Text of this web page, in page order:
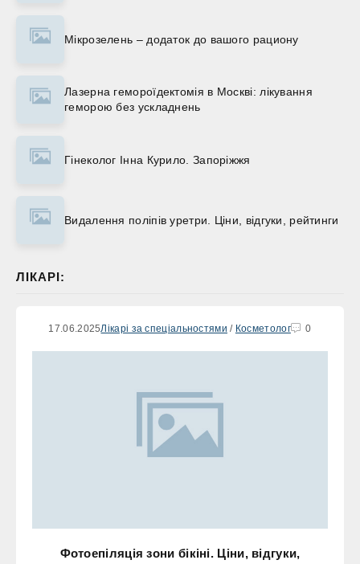
Мікрозелень – додаток до вашого рациону
Лазерна гемороїдектомія в Москві: лікування
геморою без ускладнень
Гінеколог Інна Курило. Запоріжжя
Видалення поліпів уретри. Ціни, відгуки, рейтинги
ЛІКАРІ:
17.06.2025Лікарі за спеціальностями / Косметолог 0
Фотоепіляція зони бікіні. Ціни, відгуки,